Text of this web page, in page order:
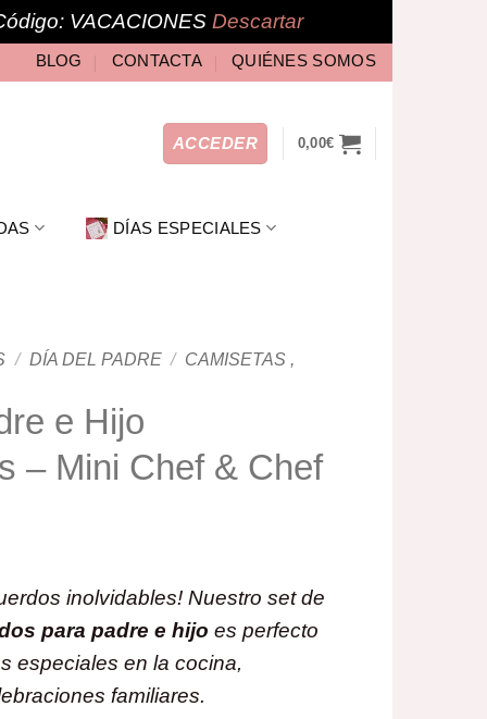
VACACIONES Descartar
BLOG CONTACTA QUIÉNES SOMOS
ACCEDER 0,00€
DÍAS ESPECIALES
/ DÍA DEL PADRE / CAMISETAS ,
e Hijo
– Mini Chef & Chef
inolvidables! Nuestro set de
para padre e hijo es perfecto
especiales en la cocina,
familiares.